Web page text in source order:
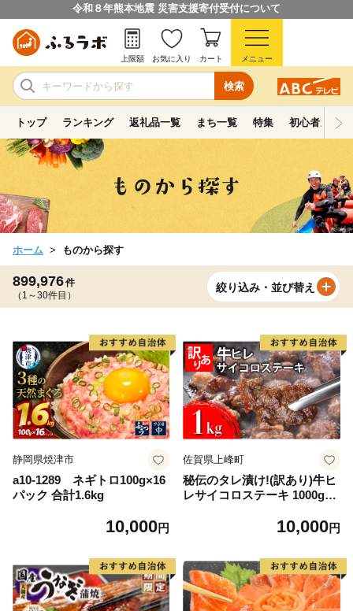
令和８年熊本地震 災害支援寄付受付について
検索
上限額 お気に入り カート メニュー
トップ ランキング 返礼品一覧 まち一覧 特集 初心者ガイド
ホーム ものから探す
899,976件
（1～30件目）
絞り込み・並び替え
静岡県焼津市
a10-1289 ネギトロ100g×16
パック 合計1.6kg
10,000円
佐賀県上峰町
秘伝のタレ漬け!(訳あり)牛ヒ
レサイコロステーキ 1000g
10,000円